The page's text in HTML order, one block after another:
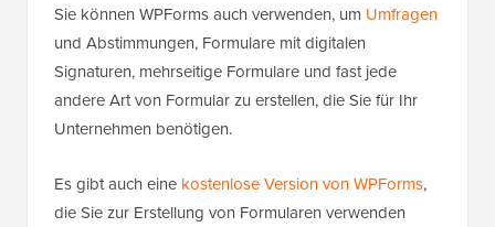
Sie können WPForms auch verwenden, um Umfragen
und Abstimmungen, Formulare mit digitalen
Signaturen, mehrseitige Formulare und fast jede
andere Art von Formular zu erstellen, die Sie für Ihr
Unternehmen benötigen.
Es gibt auch eine kostenlose Version von WPForms,
die Sie zur Erstellung von Formularen verwenden